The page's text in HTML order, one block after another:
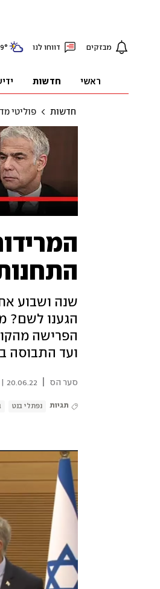
מבזקים דווחו לנו °
ראשי חדשות
חדשות פוליטי
שנה ושבוע
הגענו לשם?
הפרישה
ועד התבוסה
סער הס 20.06.22 | 19:40
תגיות נפתלי בנט